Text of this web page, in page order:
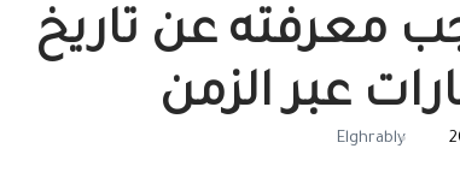
معرفته عن تاريخ
عبر الزمن
Elghrably